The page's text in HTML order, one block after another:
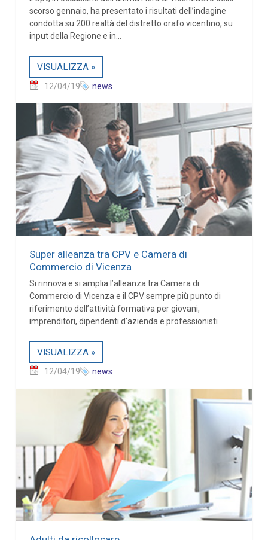
scorso gennaio, ha presentato i risultati dell’indagine
condotta su 200 realtà del distretto orafo vicentino, su
input della Regione e in...
VISUALIZZA »
12/04/19 news
Super alleanza tra CPV e Camera di
Commercio di Vicenza
Si rinnova e si amplia l’alleanza tra Camera di
Commercio di Vicenza e il CPV sempre più punto di
riferimento dell’attività formativa per giovani,
imprenditori, dipendenti d’azienda e professionisti
VISUALIZZA »
12/04/19 news